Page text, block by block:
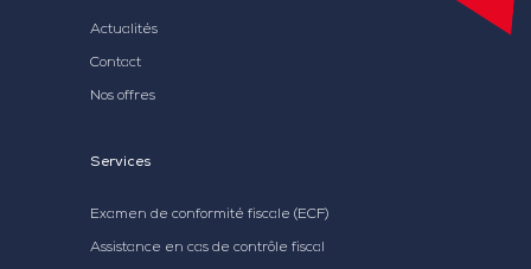
Actualités
Contact
Nos offres
Services
Examen de conformité fiscale (ECF)
Assistance en cas de contrôle fiscal